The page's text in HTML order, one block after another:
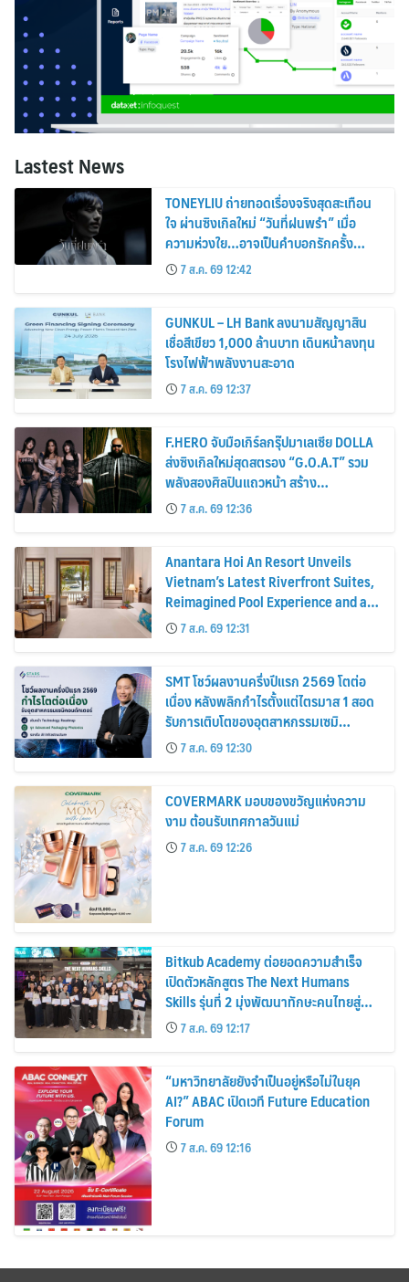
Lastest News
TONEYLIU ถ่ายทอดเรื่องจริงสุดสะเทือน
ใจ ผ่านซิงเกิลใหม่ “วันที่ฝนพรำ” เมื่อ
ความห่วงใย…อาจเป็นคำบอกรักครั้ง
สุดท้าย
7 ส.ค. 69 12:42
GUNKUL – LH Bank ลงนามสัญญาสิน
เชื่อสีเขียว 1,000 ล้านบาท เดินหน้าลงทุน
โรงไฟฟ้าพลังงานสะอาด
7 ส.ค. 69 12:37
F.HERO จับมือเกิร์ลกรุ๊ปมาเลเซีย DOLLA
ส่งซิงเกิลใหม่สุดสตรอง “G.O.A.T” รวม
พลังสองศิลปินแถวหน้า สร้าง
ปรากฏการณ์ใหม่แห่งวงการเพลงอาเซียน
7 ส.ค. 69 12:36
Anantara Hoi An Resort Unveils
Vietnam’s Latest Riverfront Suites,
Reimagined Pool Experience and a
Vibrant New Dining Destination
7 ส.ค. 69 12:31
SMT โชว์ผลงานครึ่งปีแรก 2569 โตต่อ
เนื่อง หลังพลิกกำไรตั้งแต่ไตรมาส 1 สอด
รับการเติบโตของอุตสาหกรรมเซมิ
คอนดักเตอร์
7 ส.ค. 69 12:30
COVERMARK มอบของขวัญแห่งความ
งาม ต้อนรับเทศกาลวันแม่
7 ส.ค. 69 12:26
Bitkub Academy ต่อยอดความสำเร็จ
เปิดตัวหลักสูตร The Next Humans
Skills รุ่นที่ 2 มุ่งพัฒนาทักษะคนไทยสู่
การเป็นคนของอนาคต
7 ส.ค. 69 12:17
“มหาวิทยาลัยยังจำเป็นอยู่หรือไม่ในยุค
AI?” ABAC เปิดเวที Future Education
Forum
7 ส.ค. 69 12:16